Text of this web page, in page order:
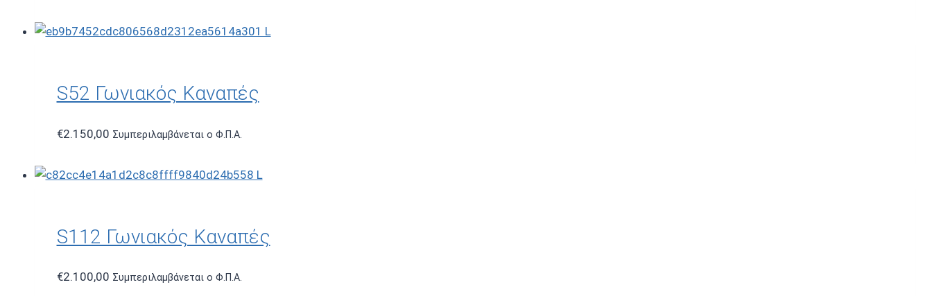
S52 Γωνιακός Καναπές
€2.150,00 Συμπεριλαμβάνεται ο Φ.Π.Α.
S112 Γωνιακός Καναπές
€2.100,00 Συμπεριλαμβάνεται ο Φ.Π.Α.